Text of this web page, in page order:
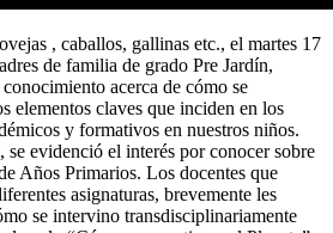
, caballos, gallinas etc., el martes 17
de familia de grado Pre Jardín,
acerca de cómo se
elementos claves que inciden en los
y formativos en nuestros niños.
se evidenció el interés por conocer sobre
Años Primarios. Los docentes que
asignaturas, brevemente les
se intervino transdisciplinariamente